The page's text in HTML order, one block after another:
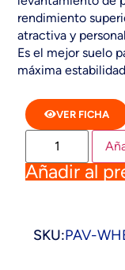
rendimiento
atractiva y
Es el mejor suelo
máxima
VER FICHA
Añadir al
SKU:PAV-